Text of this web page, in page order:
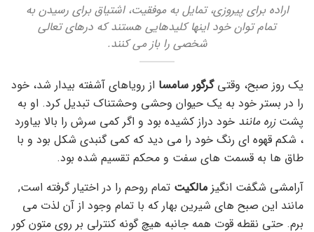
اراده برای پیروزی، تمایل به موفقیت، اشتیاق برای رسیدن به
تمام توان خود اینها کلیدهایی هستند که درهای تعالی
شخصی را باز می کنند.
یک روز صبح، وقتیگرگور سامسا از رویاهای آشفته بیدار شد، خود
را در بستر خود به یک حیوان وحشی وحشتناک تبدیل کرد. او به
پشتزره مانند خود دراز کشیده بود و اگر کمی سرش را بالا بیاورد
، شکم قهوه ای رنگ خود را می دید که کمی گنبدی شکل بود و با
طاق ها به قسمت های سفت و محکم تقسیم شده بود.
آرامشی شگفت انگیز مالکیت تمام روحم را در اختیار گرفته است,
مانند این صبح های شیرین بهار که با تمام وجود از آن لذت می
برم. حتی نقطه قوت همه جانبه هیچ گونه کنترلی بر روی متون کور